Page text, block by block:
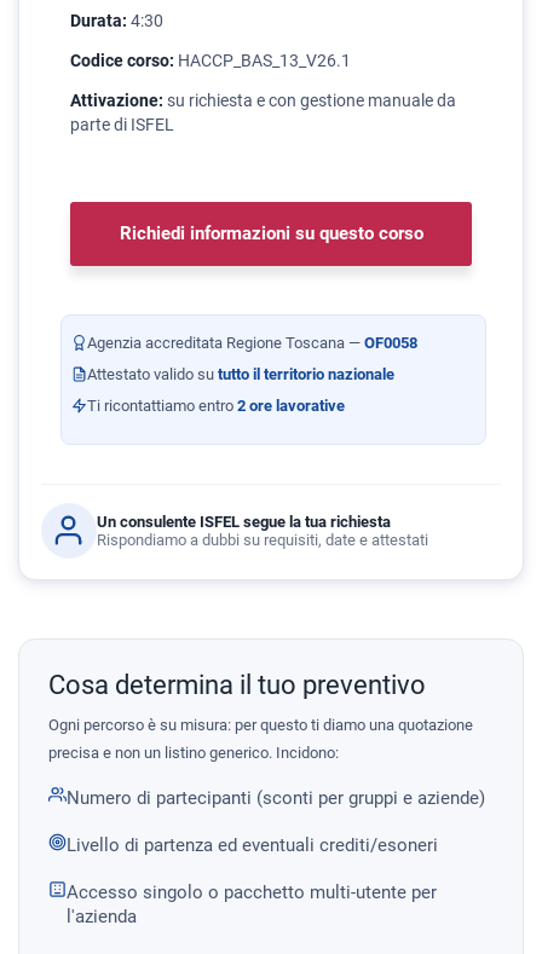
Durata: 4:30
Codice corso: HACCP_BAS_13_V26.1
Attivazione: su richiesta e con gestione manuale da
parte di ISFEL
Richiedi informazioni su questo corso
Agenzia accreditata Regione Toscana — OF0058
Attestato valido su tutto il territorio nazionale
Ti ricontattiamo entro 2 ore lavorative
Un consulente ISFEL segue la tua richiesta
Rispondiamo a dubbi su requisiti, date e attestati
Cosa determina il tuo preventivo
Ogni percorso è su misura: per questo ti diamo una quotazione
precisa e non un listino generico. Incidono:
Numero di partecipanti (sconti per gruppi e aziende)
Livello di partenza ed eventuali crediti/esoneri
Accesso singolo o pacchetto multi-utente per
l'azienda